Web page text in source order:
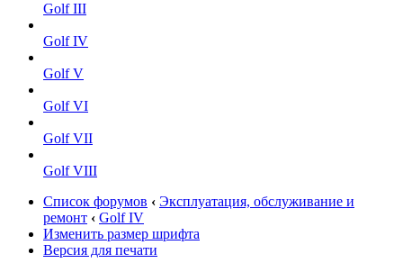
Golf III
Golf IV
Golf V
Golf VI
Golf VII
Golf VIII
Список форумов ‹ Эксплуатация, обслуживание и
ремонт ‹ Golf IV
Изменить размер шрифта
Версия для печати